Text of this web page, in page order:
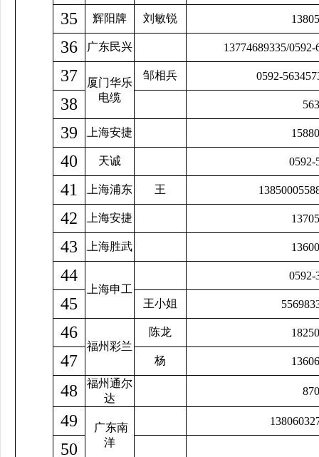
35 辉阳牌 刘敏锐
36 广东民兴 13774689335/
37
厦门华乐
电缆
邹相兵 0592-
38
39 上海安捷
40 天诚 0592-
41 上海浦东 王
42 上海安捷
43 上海胜武
44
上海申工
0592-
45 王小姐
46
福州彩兰
陈龙
47 杨
48
福州通尔
达
49
广东南
洋
50